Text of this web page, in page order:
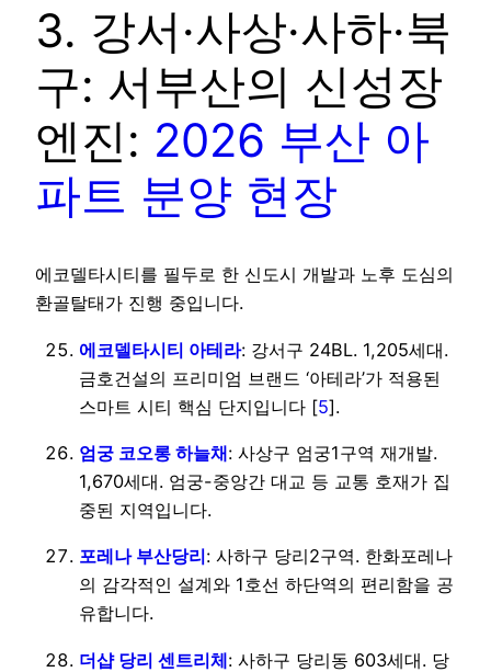
3. 강서·사상·사하·북
구: 서부산의 신성장
엔진: 2026 부산 아
파트 분양 현장
에코델타시티를 필두로 한 신도시 개발과 노후 도심의
환골탈태가 진행 중입니다.
에코델타시티 아테라: 강서구 24BL. 1,205세대.
금호건설의 프리미엄 브랜드 ‘아테라’가 적용된
스마트 시티 핵심 단지입니다 [5].
엄궁 코오롱 하늘채: 사상구 엄궁1구역 재개발.
1,670세대. 엄궁-중앙간 대교 등 교통 호재가 집
중된 지역입니다.
포레나 부산당리: 사하구 당리2구역. 한화포레나
의 감각적인 설계와 1호선 하단역의 편리함을 공
유합니다.
더샵 당리 센트리체: 사하구 당리동 603세대. 당